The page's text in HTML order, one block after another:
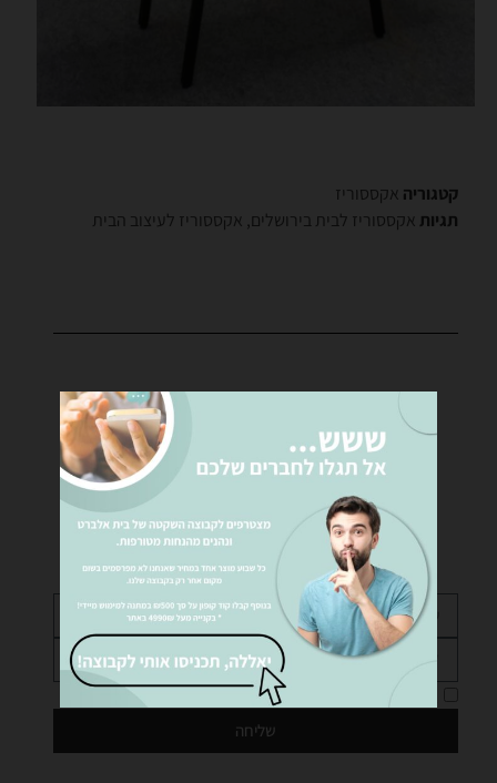
קטגוריה אקססוריז
תגיות אקססוריז לבית בירושלים, אקססוריז לעיצוב הבית
רוצים לקבל פרטים נוספים?
נציגינו ישמחו לעזור לכם… שלחו לנו הודעה!
מדיניות הפרטיות
שליחה